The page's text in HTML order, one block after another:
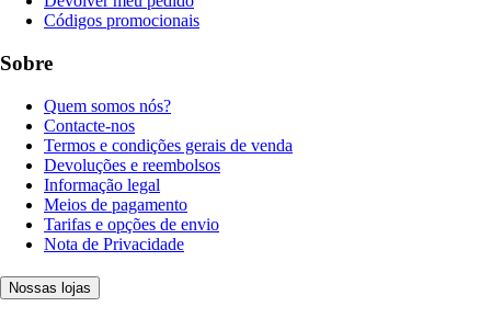
Códigos promocionais
Sobre
Quem somos nós?
Contacte-nos
Termos e condições gerais de venda
Devoluções e reembolsos
Informação legal
Meios de pagamento
Tarifas e opções de envio
Nota de Privacidade
Nossas lojas